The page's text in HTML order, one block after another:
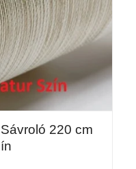
220 cm